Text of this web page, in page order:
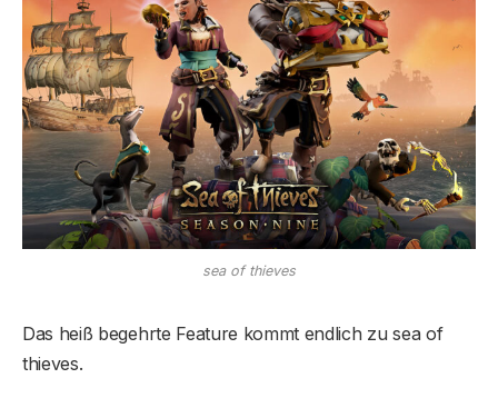
sea of thieves
Das heiß begehrte Feature kommt endlich zu sea of
thieves.